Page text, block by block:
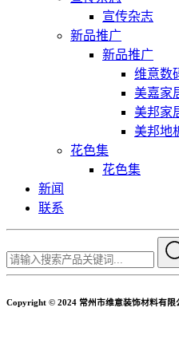
宣传杂志
新品推广
新品推广
维意数
美嘉家
美邦家
美邦地
花色集
花色集
新闻
联系
Copyright © 2024 常州市维意装饰材料有限